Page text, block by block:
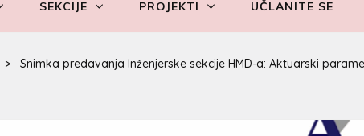
SEKCIJE PROJEKTI UČLANITE SE
> Snimka predavanja Inženjerske sekcije HMD-a: Aktuarski